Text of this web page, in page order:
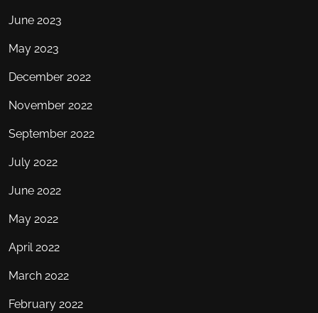
June 2023
May 2023
December 2022
November 2022
September 2022
July 2022
June 2022
May 2022
April 2022
March 2022
February 2022